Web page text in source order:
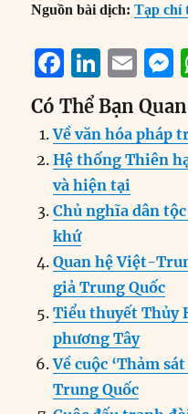
Nguồn bài dịch:Tạp chí
F
a
c
e
b
o
o
k
Li
n
k
e
d
I
E
m
ai
l
Có Thể Bạn
Về văn hóa pháp
Hệ thống Thiên
và hiện tại
Chủ nghĩa dân
khứ
Quan hệ Việt-
giả Trung Quốc
Tiểu thuyết Thủy
phương Tây
Về cuộc ‘Thảm
Trung Quốc